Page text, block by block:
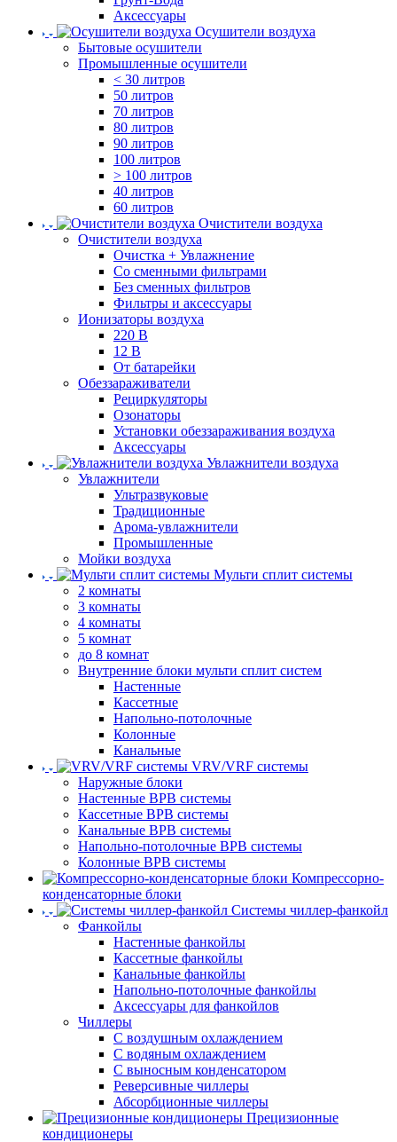
Аксессуары
Осушители воздуха
Бытовые осушители
Промышленные осушители
< 30 литров
50 литров
70 литров
80 литров
90 литров
100 литров
> 100 литров
40 литров
60 литров
Очистители воздуха
Очистители воздуха
Очистка + Увлажнение
Cо сменными фильтрами
Без сменных фильтров
Фильтры и аксессуары
Ионизаторы воздуха
220 В
12 В
От батарейки
Обеззараживатели
Рециркуляторы
Озонаторы
Установки обеззараживания воздуха
Аксессуары
Увлажнители воздуха
Увлажнители
Ультразвуковые
Традиционные
Арома-увлажнители
Промышленные
Мойки воздуха
Мульти сплит системы
2 комнаты
3 комнаты
4 комнаты
5 комнат
до 8 комнат
Внутренние блоки мульти сплит систем
Настенные
Кассетные
Напольно-потолочные
Колонные
Канальные
VRV/VRF системы
Наружные блоки
Настенные ВРВ системы
Кассетные ВРВ системы
Канальные ВРВ системы
Напольно-потолочные ВРВ системы
Колонные ВРВ системы
Компрессорно-
конденсаторные блоки
Системы чиллер-фанкойл
Фанкойлы
Настенные фанкойлы
Кассетные фанкойлы
Канальные фанкойлы
Напольно-потолочные фанкойлы
Аксессуары для фанкойлов
Чиллеры
С воздушным охлаждением
С водяным охлаждением
С выносным конденсатором
Реверсивные чиллеры
Абсорбционные чиллеры
Прецизионные
кондиционеры